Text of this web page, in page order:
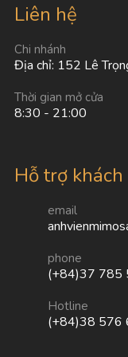
Liên hệ
Chi nhánh
Địa chỉ: 152 Lê
Thời gian mở cửa
8:30 - 21:00
Hỗ trợ
email
phone
(+84)37 785
Hotline
(+84)38 576